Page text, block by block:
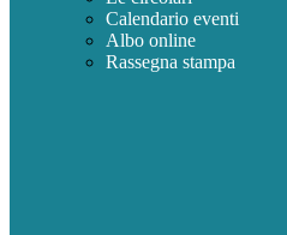
Calendario eventi
Albo online
Rassegna stampa